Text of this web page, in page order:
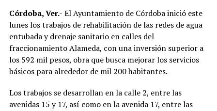
Córdoba, Ver.- El Ayuntamiento de Córdoba inició este
lunes los trabajos de rehabilitación de las redes de agua
entubada y drenaje sanitario en calles del
fraccionamiento Alameda, con una inversión superior a
los 592 mil pesos, obra que busca mejorar los servicios
básicos para alrededor de mil 200 habitantes.
Los trabajos se desarrollan en la calle 2, entre las
avenidas 15 y 17, así como en la avenida 17, entre las